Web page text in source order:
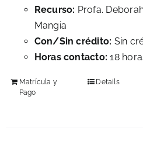
Recurso: Profa.
Mangia
Con/Sin crédito: Sin
Horas contacto: 18
Matrícula y
Pago
Details